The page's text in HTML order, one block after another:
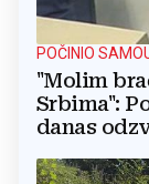
POČINIO
"Molim
Srbima":
danas